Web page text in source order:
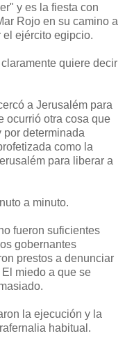
y es la fiesta con
Rojo en su camino a
el ejército egipcio.
quiere decir
a Jerusalém para
ocurrió otra cosa que
por determinada
como la
para liberar a
a minuto.
fueron suficientes
gobernantes
prestos a denunciar
miedo a que se
la ejecución y la
habitual.